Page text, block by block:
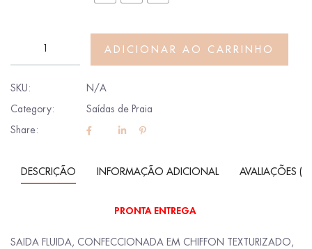
ADICIONAR AO CARRINHO
SKU:
N/A
Category:
Saídas de Praia
Share:
DESCRIÇÃO INFORMAÇÃO ADICIONAL AVALIAÇÕES (0)
PRONTA ENTREGA
SAIDA FLUIDA, CONFECCIONADA EM CHIFFON TEXTURIZADO,